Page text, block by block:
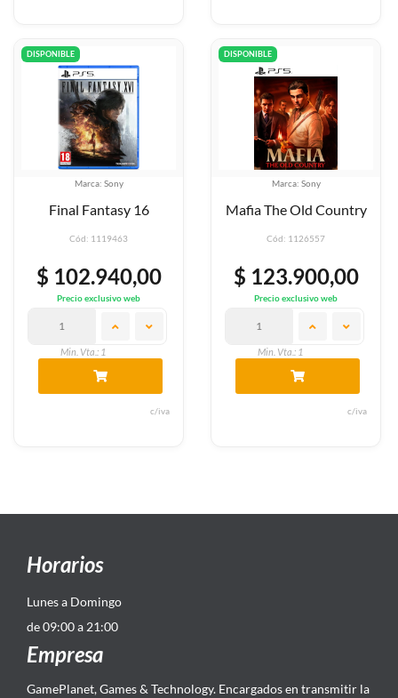
DISPONIBLE
Marca: Sony
Final Fantasy 16
Cód: 1119463
$ 102.940,00
Precio exclusivo web
Min. Vta.: 1
c/iva
DISPONIBLE
Marca: Sony
Mafia The Old Country
Cód: 1126557
$ 123.900,00
Precio exclusivo web
Min. Vta.: 1
c/iva
Horarios
Lunes a Domingo
de 09:00 a 21:00
Empresa
GamePlanet, Games & Technology. Encargados en transmitir la